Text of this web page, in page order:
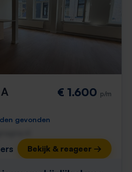
€ 1.600 p/m
gevonden
Bekijk & reageer →